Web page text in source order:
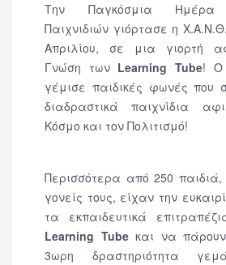
Την Παγκόσμια Ημέρα
Παιχνιδιών γιόρτασε η
Απριλίου, σε μια γιορτή
Γνώση των Learning Tube! Ο
γέμισε παιδικές φωνές που
διαδραστικά παιχνίδια
Κόσμο και τον Πολιτισμό!
Περισσότερα από 250
γονείς τους, είχαν την
τα εκπαιδευτικά
Learning Tubeκαι να
3ωρη δραστηριότητα